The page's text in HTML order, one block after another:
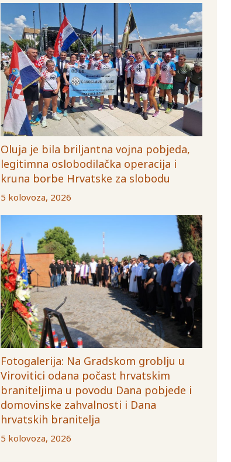
Oluja je bila briljantna vojna pobjeda,
legitimna oslobodilačka operacija i
kruna borbe Hrvatske za slobodu
5 kolovoza, 2026
Fotogalerija: Na Gradskom groblju u
Virovitici odana počast hrvatskim
braniteljima u povodu Dana pobjede i
domovinske zahvalnosti i Dana
hrvatskih branitelja
5 kolovoza, 2026